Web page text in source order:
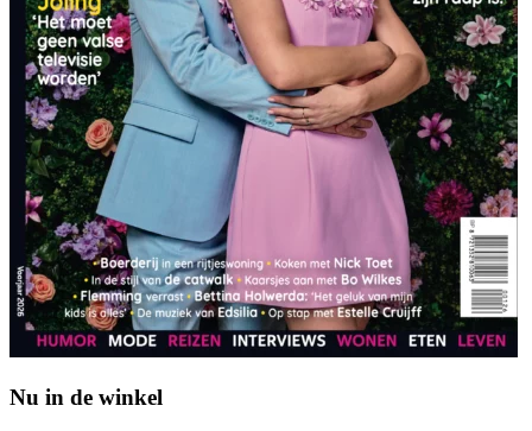
Nu in de winkel